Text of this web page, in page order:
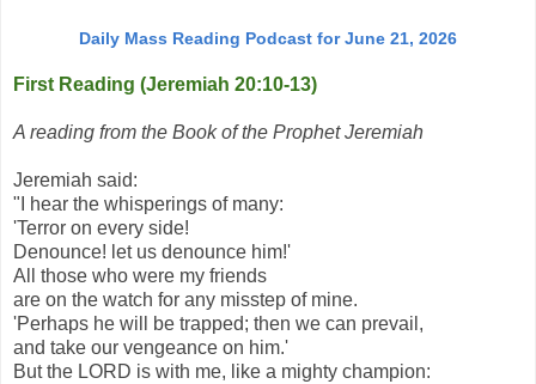
Daily Mass Reading Podcast for June 21, 2026
First Reading (Jeremiah 20:10-13)
A reading from the Book of the Prophet Jeremiah
Jeremiah said:
"I hear the whisperings of many:
'Terror on every side!
Denounce! let us denounce him!'
All those who were my friends
are on the watch for any misstep of mine.
'Perhaps he will be trapped; then we can prevail,
and take our vengeance on him.'
But the LORD is with me, like a mighty champion: